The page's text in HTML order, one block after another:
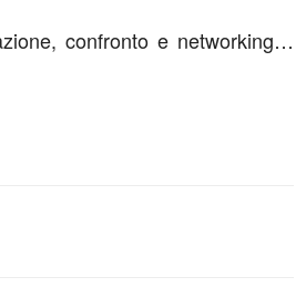
confronto e networking…